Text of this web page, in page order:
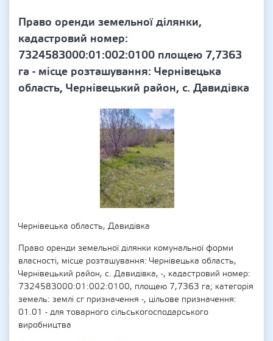
Право оренди земельної ділянки,
кадастровий номер:
7324583000:01:002:0100 площею 7,7363
га - місце розташування: Чернівецька
область, Чернівецький район, с. Давидівка
Чернівецька область, Давидівка
Право оренди земельної ділянки комунальної форми
власності, місце розташування: Чернівецька область,
Чернівецький район, с. Давидівка, -, кадастровий номер:
7324583000:01:002:0100, площею 7,7363 га; категорія
земель: землі сг призначення -, цільове призначення:
01.01 - для товарного сільськогосподарського
виробництва